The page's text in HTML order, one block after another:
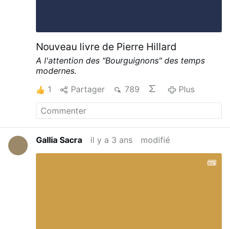
Nouveau livre de Pierre Hillard
A l'attention des "Bourguignons" des temps
modernes.
1
Partager 789 Plus
Gallia Sacra il y a 3 ans modifié